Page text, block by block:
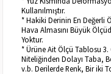
Kullanılmıştır.
* Hakiki Derinin En Değerli
Hava Almasını Büyük
Yoktur.
* Ürüne Ait Ölçü Tablosu
Niteliğinden Dolayı Taba,
v.b. Derilerde Renk, Bir iki